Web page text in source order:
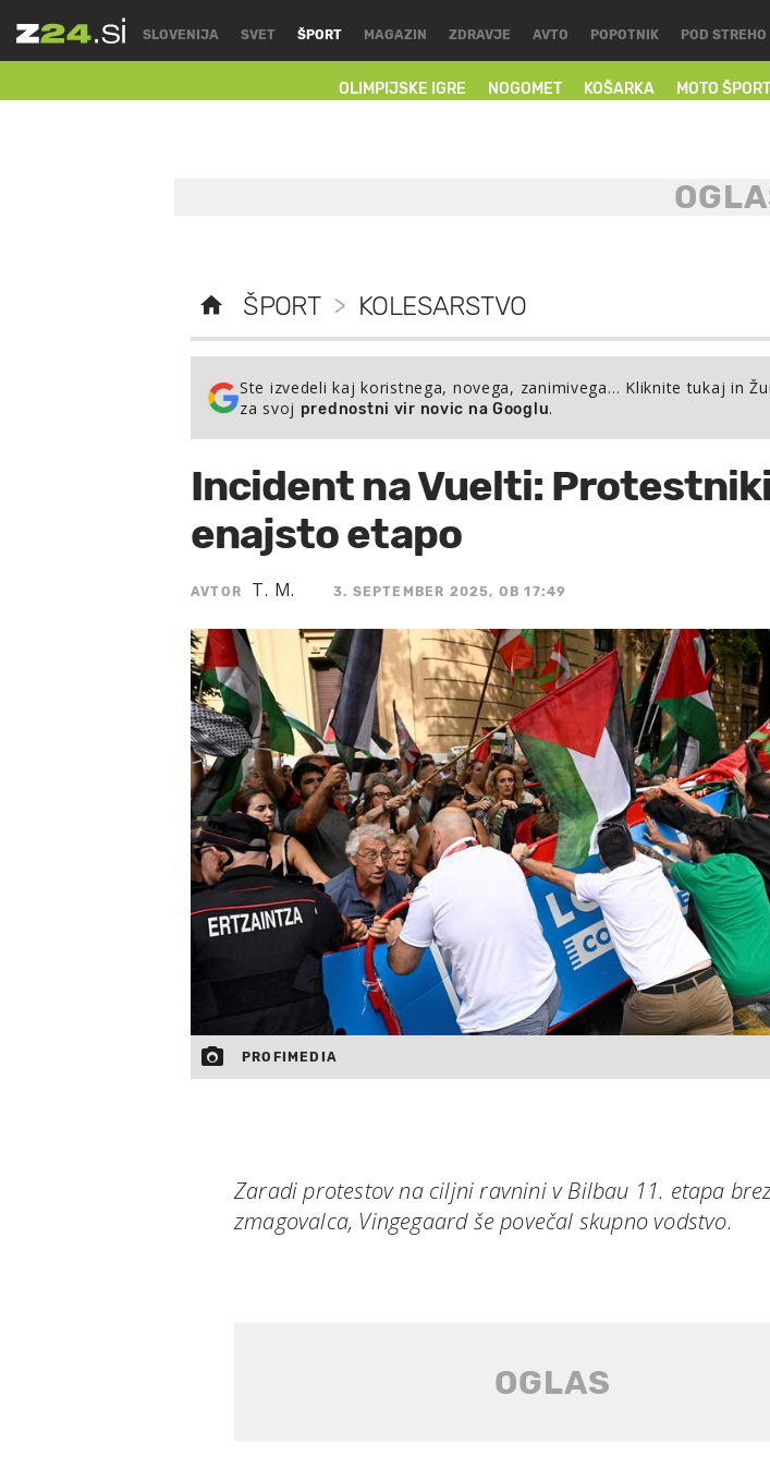
SLOVENIJA SVET ŠPORT
OLIMPIJSKE IGRE NOGOMET KOŠARKA MOTO ŠPORTI
MAGAZIN ZDRAVJE AVTO POPOTNIK POD STREHO
ŠPORT > KOLESARSTVO
Ste izvedeli kaj koristnega, novega, zanimivega… Kliknite tukaj in
za svoj prednostni vir novic na Googlu.
Incident na Vuelti:
enajsto etapo
AVTOR T. M. 3. SEPTEMBER 2025, OB 17:49
PROFIMEDIA
Zaradi protestov na ciljni ravnini v Bilbau 11. etapa
zmagovalca, Vingegaard še povečal skupno vodstvo.